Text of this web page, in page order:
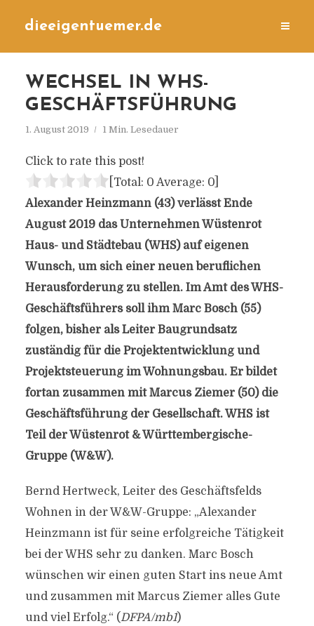
dieeigentuemer.de
WECHSEL IN WHS-
GESCHÄFTSFÜHRUNG
1. August 2019 1 Min. Lesedauer
Click to rate this post!
[Total: 0 Average: 0]
Alexander Heinzmann (43) verlässt Ende
August 2019 das Unternehmen Wüstenrot
Haus- und Städtebau (WHS) auf eigenen
Wunsch, um sich einer neuen beruflichen
Herausforderung zu stellen. Im Amt des WHS-
Geschäftsführers soll ihm Marc Bosch (55)
folgen, bisher als Leiter Baugrundsatz
zuständig für die Projektentwicklung und
Projektsteuerung im Wohnungsbau. Er bildet
fortan zusammen mit Marcus Ziemer (50) die
Geschäftsführung der Gesellschaft. WHS ist
Teil der Wüstenrot & Württembergische-
Gruppe (W&W).
Bernd Hertweck, Leiter des Geschäftsfelds
Wohnen in der W&W-Gruppe: „Alexander
Heinzmann ist für seine erfolgreiche Tätigkeit
bei der WHS sehr zu danken. Marc Bosch
wünschen wir einen guten Start ins neue Amt
und zusammen mit Marcus Ziemer alles Gute
und viel Erfolg.“ (DFPA/mb1)